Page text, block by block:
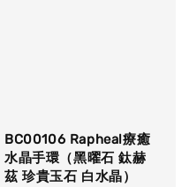
BC00106 Rapheal療癒
水晶手環（黑曜石 鈦赫
茲 珍貴玉石 白水晶）